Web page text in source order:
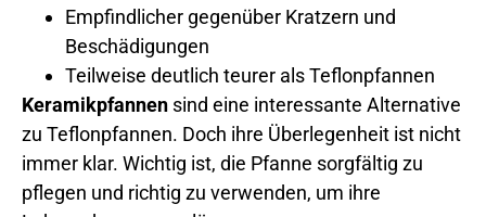
Empfindlicher gegenüber Kratzern und
Beschädigungen
Teilweise deutlich teurer als Teflonpfannen
Keramikpfannen sind eine interessante Alternative
zu Teflonpfannen. Doch ihre Überlegenheit ist nicht
immer klar. Wichtig ist, die Pfanne sorgfältig zu
pflegen und richtig zu verwenden, um ihre